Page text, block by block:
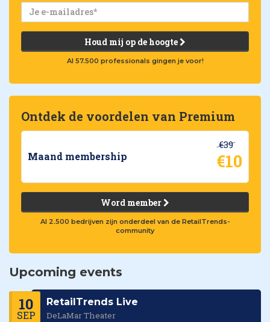
Houd mij op de hoogte
Al 57.500 professionals gingen je voor!
Ontdek de voordelen van Premium
Maand membership
€39
€10
Word member
Al 2.500 bedrijven zijn onderdeel van de RetailTrends-
community
Upcoming events
10
SEP
RetailTrends Live
DeLaMar Theater